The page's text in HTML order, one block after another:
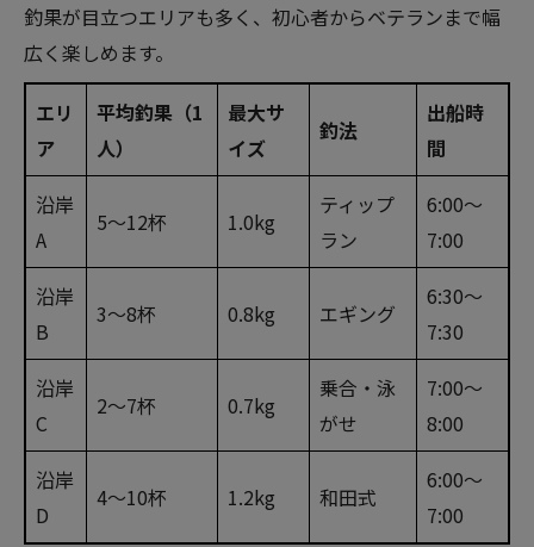
釣果が目立つエリアも多く、初心者からベテランまで幅
広く楽しめます。
エリ
ア
平均釣果（1
人）
最大サ
イズ
釣法
出船時
間
沿岸
A
5～12杯 1.0kg
ティップ
ラン
6:00～
7:00
沿岸
B
3～8杯 0.8kg エギング
6:30～
7:30
沿岸
C
2～7杯 0.7kg
乗合・泳
がせ
7:00～
8:00
沿岸
D
4～10杯 1.2kg 和田式
6:00～
7:00